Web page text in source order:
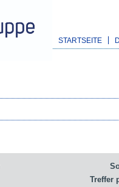
STARTSEITE
Treffer